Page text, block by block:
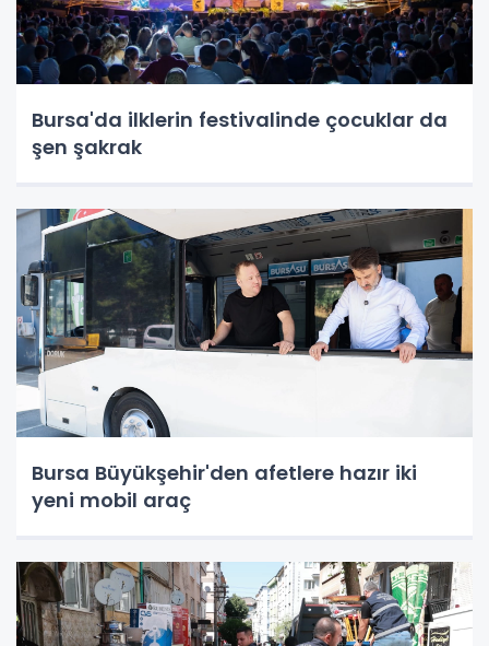
Bursa'da ilklerin festivalinde çocuklar da
şen şakrak
Bursa Büyükşehir'den afetlere hazır iki
yeni mobil araç